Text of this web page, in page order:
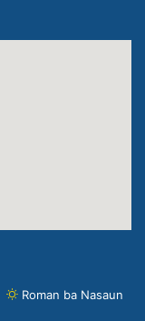
Roman ba Nasaun